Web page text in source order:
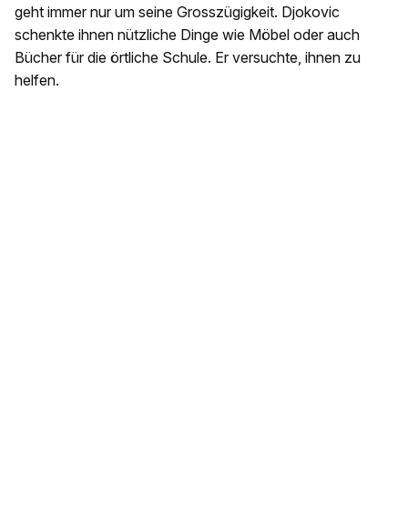
geht immer nur um seine Grosszügigkeit. Djokovic
schenkte ihnen nützliche Dinge wie Möbel oder auch
Bücher für die örtliche Schule. Er versuchte, ihnen zu
helfen.